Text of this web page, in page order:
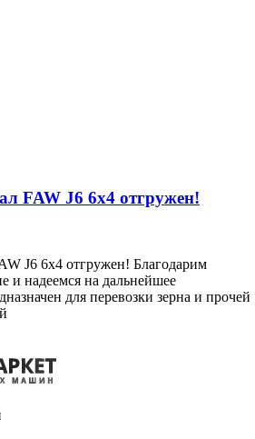
FAW J6 6х4 отгружен!
J6 6х4 отгружен! Благодарим
и надеемся на дальнейшее
для перевозки зерна и прочей